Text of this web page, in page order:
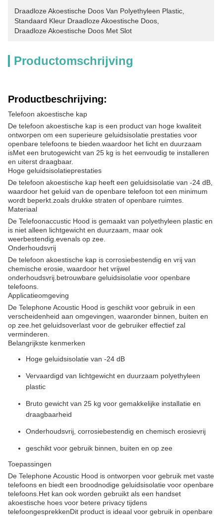
Draadloze Akoestische Doos Van Polyethyleen Plastic
Standaard Kleur Draadloze Akoestische Doos
Draadloze Akoestische Doos Met Slot
Productomschrijving
Productbeschrijving:
Telefoon akoestische kap
De telefoon akoestische kap is een product van hoge kwaliteit
ontworpen om een superieure geluidsisolatie prestaties voor
openbare telefoons te bieden.waardoor het licht en duurzaam
isMet een brutogewicht van 25 kg is het eenvoudig te installeren
en uiterst draagbaar.
Hoge geluidsisolatieprestaties
De telefoon akoestische kap heeft een geluidsisolatie van -24 dB,
waardoor het geluid van de openbare telefoon tot een minimum
wordt beperkt.zoals drukke straten of openbare ruimtes.
Materiaal
De Telefoonaccustic Hood is gemaakt van polyethyleen plastic en
is niet alleen lichtgewicht en duurzaam, maar ook
weerbestendig.evenals op zee.
Onderhoudsvrij
De telefoon akoestische kap is corrosiebestendig en vrij van
chemische erosie, waardoor het vrijwel
onderhoudsvrij.betrouwbare geluidsisolatie voor openbare
telefoons.
Applicatieomgeving
De Telephone Acoustic Hood is geschikt voor gebruik in een
verscheidenheid aan omgevingen, waaronder binnen, buiten en
op zee.het geluidsoverlast voor de gebruiker effectief zal
verminderen.
Belangrijkste kenmerken
Hoge geluidsisolatie van -24 dB
Vervaardigd van lichtgewicht en duurzaam polyethyleen
plastic
Bruto gewicht van 25 kg voor gemakkelijke installatie en
draagbaarheid
Onderhoudsvrij, corrosiebestendig en chemisch erosievrij
geschikt voor gebruik binnen, buiten en op zee
Toepassingen
De Telephone Acoustic Hood is ontworpen voor gebruik met vaste
telefoons en biedt een broodnodige geluidsisolatie voor openbare
telefoons.Het kan ook worden gebruikt als een handset
akoestische hoes voor betere privacy tijdens
telefoongesprekkenDit product is ideaal voor gebruik in openbare